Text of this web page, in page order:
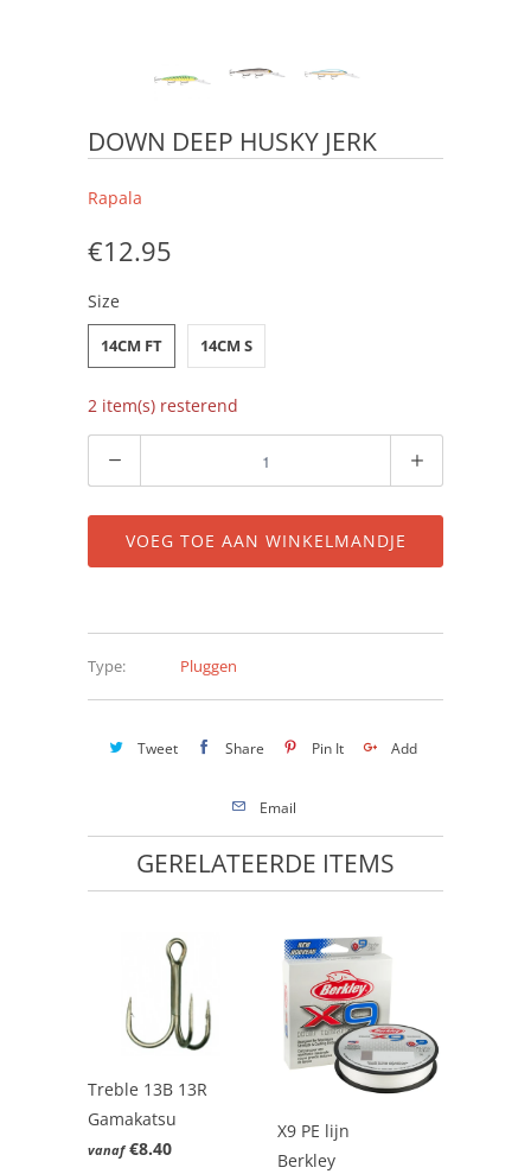
DOWN DEEP HUSKY JERK
Rapala
€12.95
Size
14CM FT 14CM S
2 item(s) resterend
VOEG TOE AAN WINKELMANDJE
Type: Pluggen
Tweet Share Pin It Add
Email
GERELATEERDE ITEMS
Treble 13B 13R
Gamakatsu
vanaf €8.40
X9 PE lijn
Berkley